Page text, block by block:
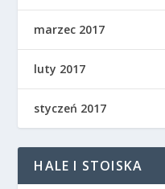
marzec 2017
luty 2017
styczeń 2017
HALE I STOISKA